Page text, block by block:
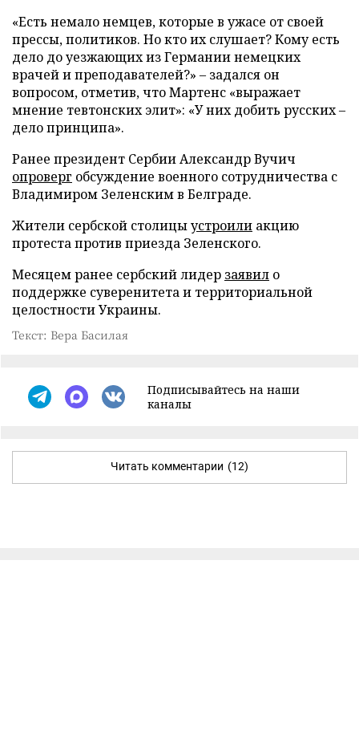
«Есть немало немцев, которые в ужасе от своей
прессы, политиков. Но кто их слушает? Кому есть
дело до уезжающих из Германии немецких
врачей и преподавателей?» – задался он
вопросом, отметив, что Мартенс «выражает
мнение тевтонских элит»: «У них добить русских –
дело принципа».
Ранее президент Сербии Александр Вучич
опроверг обсуждение военного сотрудничества с
Владимиром Зеленским в Белграде.
Жители сербской столицыустроили акцию
протеста против приезда Зеленского.
Месяцем ранее сербский лидер заявил о
поддержке суверенитета и территориальной
целостности Украины.
Текст: Вера Басилая
Подписывайтесь на наши
каналы
Читать комментарии (12)